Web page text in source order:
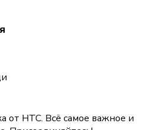
от НТС. Всё самое важное и